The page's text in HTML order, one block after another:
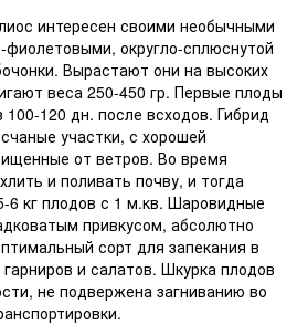
интересен своими необычными
округло-сплюснутой
Вырастают они на высоких
веса 250-450 гр. Первые плоды
120 дн. после всходов. Гибрид
участки, с хорошей
от ветров. Во время
и поливать почву, и тогда
6 кг плодов с 1 м.кв. Шаровидные
привкусом, абсолютно
сорт для запекания в
и салатов. Шкурка плодов
не подвержена загниванию во